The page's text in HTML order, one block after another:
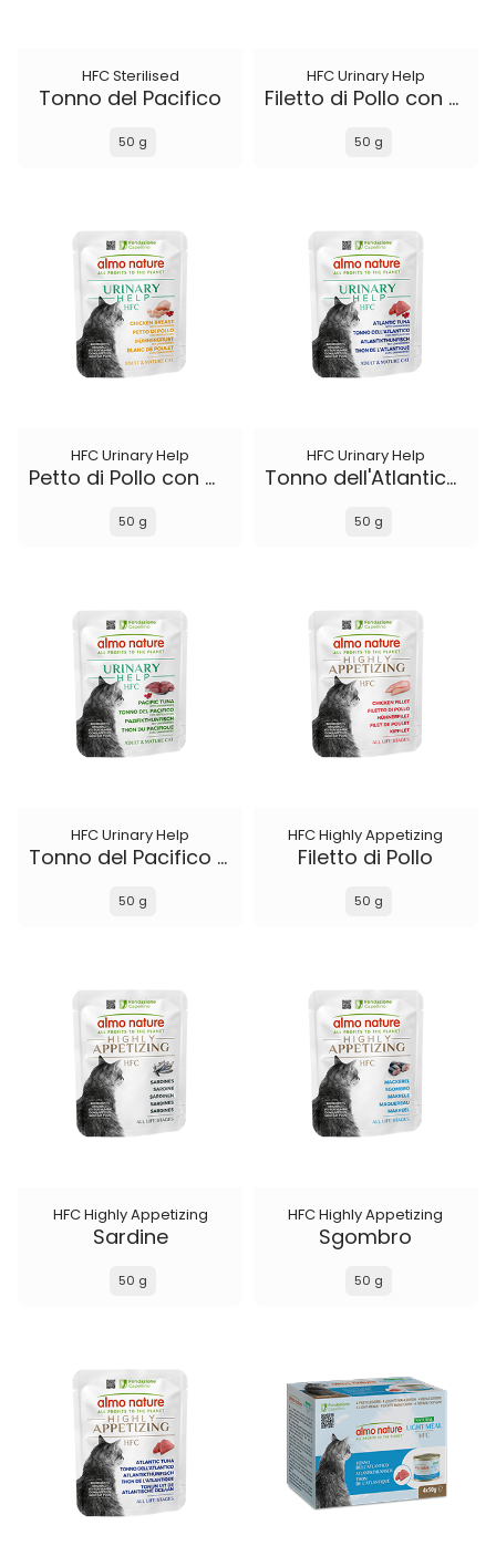
HFC Sterilised
Tonno del Pacifico
50 g
HFC Urinary Help
Filetto di Pollo con Mirtilli Rossi
50 g
HFC Urinary Help
Petto di Pollo con Mirtilli Rossi
50 g
HFC Urinary Help
Tonno dell'Atlantico con Mirtilli Rossi
50 g
HFC Urinary Help
Tonno del Pacifico con Mirtilli Rossi
50 g
HFC Highly Appetizing
Filetto di Pollo
50 g
HFC Highly Appetizing
Sardine
50 g
HFC Highly Appetizing
Sgombro
50 g